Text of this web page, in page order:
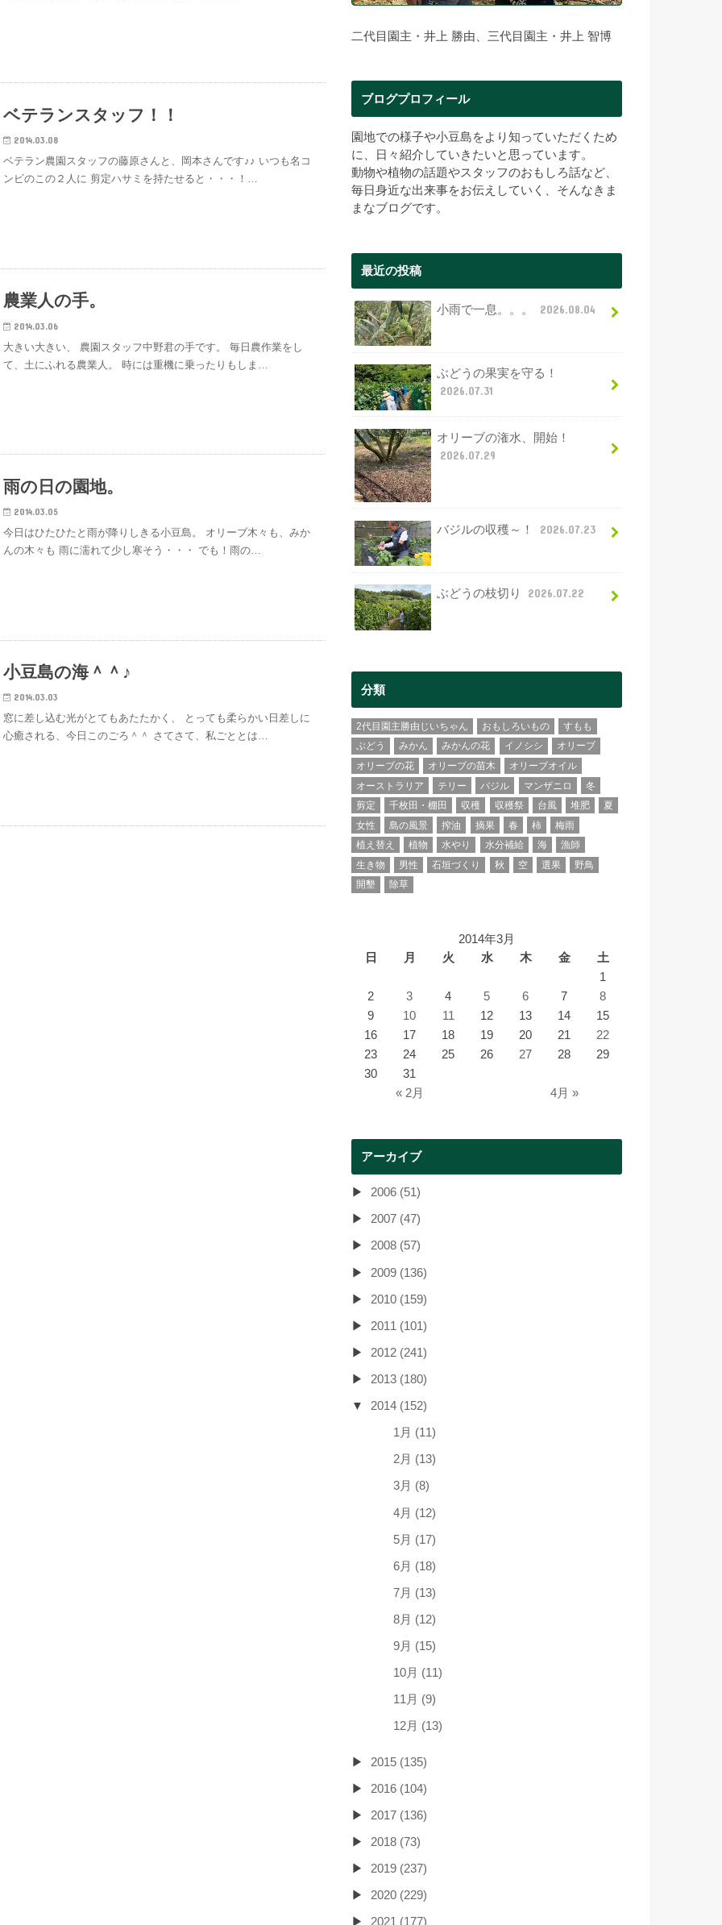
ベテランスタッフ！！
2014.03.08
ベテラン農園スタッフの藤原さんと、岡本さんです♪♪ いつも名コ
ンビのこの２人に 剪定ハサミを持たせると・・・！…
農業人の手。
2014.03.06
大きい大きい、 農園スタッフ中野君の手です。 毎日農作業をし
て、土にふれる農業人。 時には重機に乗ったりもしま…
雨の日の園地。
2014.03.05
今日はひたひたと雨が降りしきる小豆島。 オリーブ木々も、みか
んの木々も 雨に濡れて少し寒そう・・・ でも！雨の…
小豆島の海＾＾♪
2014.03.03
窓に差し込む光がとてもあたたかく、 とっても柔らかい日差しに
心癒される、今日このごろ＾＾ さてさて、私ごととは…
二代目園主・井上 勝由、三代目園主・井上 智博
ブログプロフィール
園地での様子や小豆島をより知っていただくため
に、日々紹介していきたいと思っています。
動物や植物の話題やスタッフのおもしろ話など、
毎日身近な出来事をお伝えしていく、そんなきま
まなブログです。
最近の投稿
小雨で一息。。。 2026.08.04
ぶどうの果実を守る！
2026.07.31
オリーブの潅水、開始！
2026.07.29
バジルの収穫～！ 2026.07.23
ぶどうの枝切り 2026.07.22
分類
2代目園主勝由じいちゃん おもしろいもの
すもも
ぶどう
みかん みかんの花 イノシシ
オリーブ
オリーブの花
オリーブの苗木
オリーブオイル
オーストラリア
テリー バジル マンザニロ
冬
剪定
千枚田・棚田 収穫 収穫祭 台風 堆肥
夏
女性
島の風景 搾油 摘果 春 柿
梅雨
植え替え
植物 水やり 水分補給 海
漁師
生き物
男性 石垣づくり 秋 空 選果
野鳥
開墾
除草
2014年3月
日
月 火 水 木 金 土
« 2月 4月 »
1
2
3 4 5 6 7
8
9
10 11 12 13 14
15
16
17 18 19 20 21
22
23
24 25 26 27 28
29
30
31
アーカイブ
2006 (51)
2007 (47)
2008 (57)
2009 (136)
2010 (159)
2011 (101)
2012 (241)
2013 (180)
2014 (152)
1月 (11)
2月 (13)
3月 (8)
4月 (12)
5月 (17)
6月 (18)
7月 (13)
8月 (12)
9月 (15)
10月 (11)
11月 (9)
12月 (13)
2015 (135)
2016 (104)
2017 (136)
2018 (73)
2019 (237)
2020 (229)
2021 (177)